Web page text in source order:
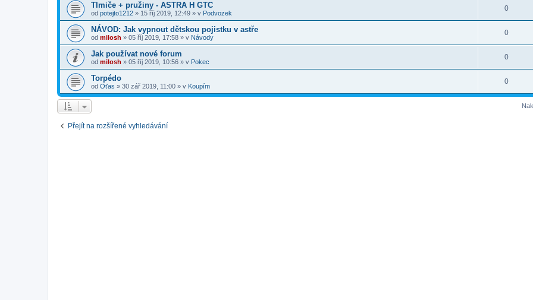
Tlmiče + pružiny - ASTRA H GTC
od potejto1212 » 15 říj 2019, 12:49 » v Podvozek
0
NÁVOD: Jak vypnout dětskou pojistku v astře
od milosh » 05 říj 2019, 17:58 » v Návody
0
Jak používat nové forum
od milosh » 05 říj 2019, 10:56 » v Pokec
0
Torpédo
od Oťas » 30 zář 2019, 11:00 » v Koupím
0
Přejít na rozšířené vyhledávání